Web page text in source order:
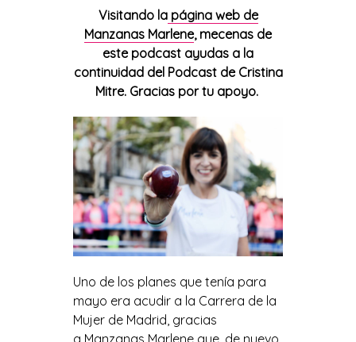
Visitando lapágina web de
Manzanas Marlene, mecenas de
este podcast ayudas a la
continuidad del Podcast de Cristina
Mitre. Gracias por tu apoyo.
Uno de los planes que tenía para
mayo era acudir a la Carrera de la
Mujer de Madrid, gracias